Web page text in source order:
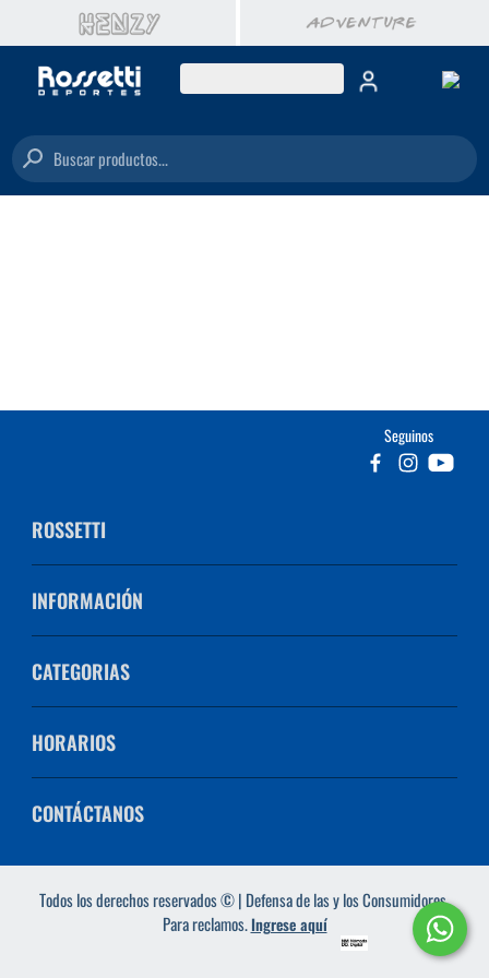
Buscar productos...
Seguinos
ROSSETTI
INFORMACIÓN
CATEGORIAS
HORARIOS
CONTÁCTANOS
Todos los derechos reservados © | Defensa de las y los Consumidores.
Para reclamos.Ingrese aquí